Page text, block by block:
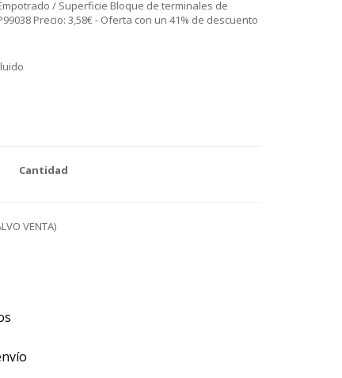
/ Superficie Bloque de terminales de
Precio: 3,58€ - Oferta con un 41% de descuento
Cantidad
VENTA)